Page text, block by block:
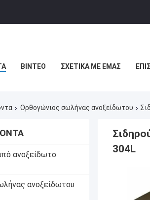
ΒΊΝΤΕΟ ΣΧΕΤΙΚΆ ΜΕ ΕΜΆΣ
Ορθογώνιος σωλήνας ανοξείδωτου
ανοξείδωτο
ανοξείδωτου
304L